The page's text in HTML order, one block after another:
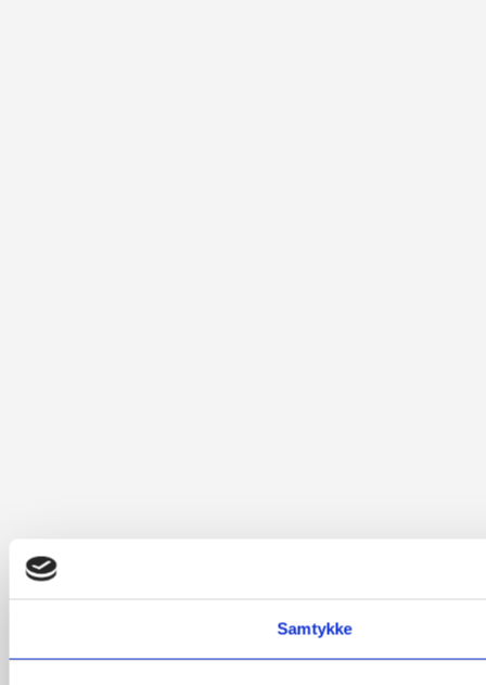
Samtykke